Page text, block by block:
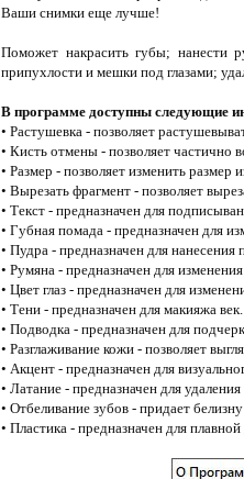
Ваши снимки еще лучше!
Поможет накрасить губы; нанести
припухлости и мешки под глазами;
В программе доступны следующие
• Растушевка - позволяет
• Кисть отмены - позволяет частично
• Размер - позволяет изменить размер
• Вырезать фрагмент - позволяет
• Текст - предназначен для
• Губная помада - предназначен для
• Пудра - предназначен для нанесения
• Румяна - предназначен для
• Цвет глаз - предназначен для
• Тени - предназначен для макияжа век.
• Подводка - предназначен для
• Разглаживание кожи - позволяет
• Акцент - предназначен для
• Латание - предназначен для
• Отбеливание зубов - придает
• Пластика - предназначен для